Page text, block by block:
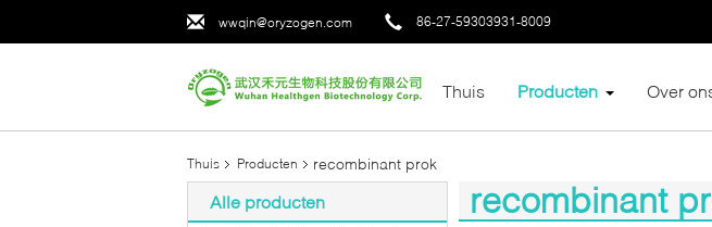
wwqin@oryzogen.com 86-27-59303931-8009
Thuis Producten Over
Thuis Producten recombinant prok
Alle producten recombinant